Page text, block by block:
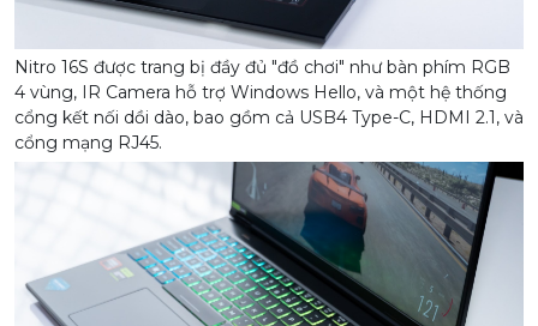
Nitro 16S được trang bị đầy đủ "đồ chơi" như bàn phím RGB
4 vùng, IR Camera hỗ trợ Windows Hello, và một hệ thống
cổng kết nối dồi dào, bao gồm cả USB4 Type-C, HDMI 2.1, và
cổng mạng RJ45.